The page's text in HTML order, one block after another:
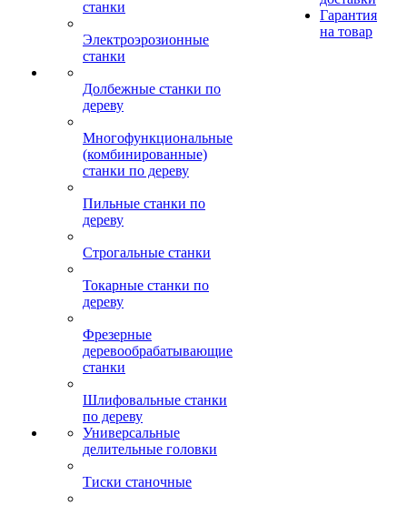
станки
Электроэрозионные
станки
Долбежные станки по
дереву
Многофункциональные
(комбинированные)
станки по дереву
Пильные станки по
дереву
Строгальные станки
Токарные станки по
дереву
Фрезерные
деревообрабатывающие
станки
Шлифовальные станки
по дереву
Универсальные
делительные головки
Тиски станочные
Гарантия
на товар